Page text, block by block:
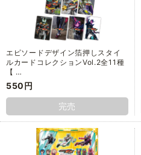
エピソードデザイン箔押しスタイ
ルカードコレクションVol.2全11種
【 …
550円
完売